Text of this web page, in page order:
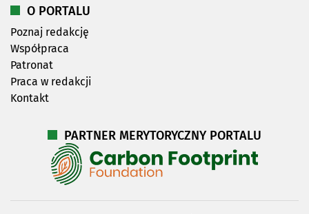
O PORTALU
Poznaj redakcję
Współpraca
Patronat
Praca w redakcji
Kontakt
PARTNER MERYTORYCZNY PORTALU